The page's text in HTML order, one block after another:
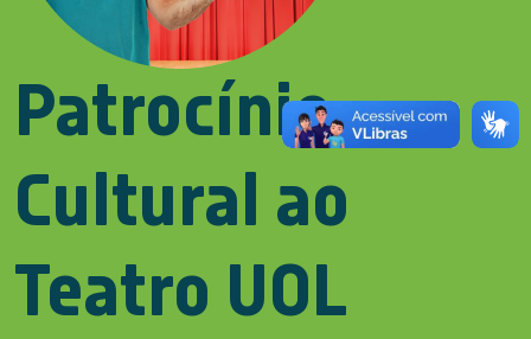
Patrocínio
Cultural ao
Teatro UOL